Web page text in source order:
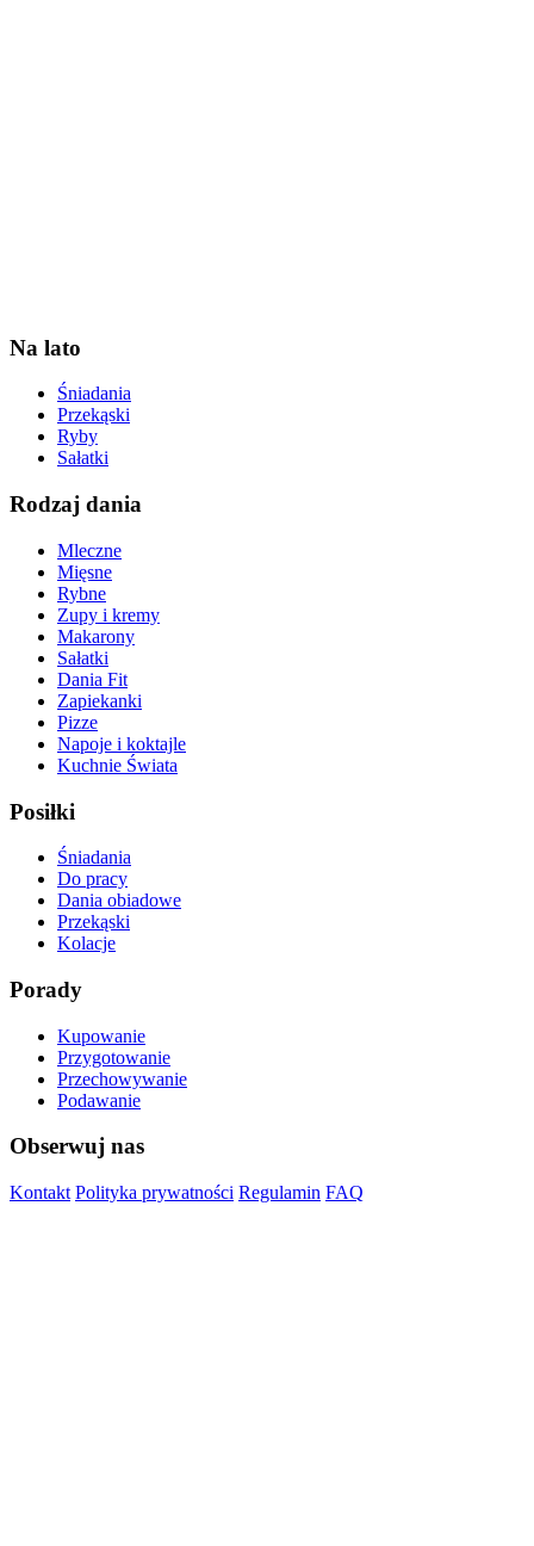
Na lato
Śniadania
Przekąski
Ryby
Sałatki
Rodzaj dania
Mleczne
Mięsne
Rybne
Zupy i kremy
Makarony
Sałatki
Dania Fit
Zapiekanki
Pizze
Napoje i koktajle
Kuchnie Świata
Posiłki
Śniadania
Do pracy
Dania obiadowe
Przekąski
Kolacje
Porady
Kupowanie
Przygotowanie
Przechowywanie
Podawanie
Obserwuj nas
Kontakt Polityka prywatności Regulamin FAQ